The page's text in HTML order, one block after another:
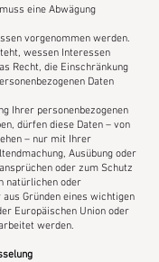
eine Abwägung
vorgenommen werden.
wessen Interessen
Recht, die Einschränkung
Daten
Ihrer personenbezogenen
dürfen diese Daten – von
– nur mit Ihrer
Ausübung oder
oder zum Schutz
natürlichen oder
Gründen eines wichtigen
Europäischen Union oder
werden.